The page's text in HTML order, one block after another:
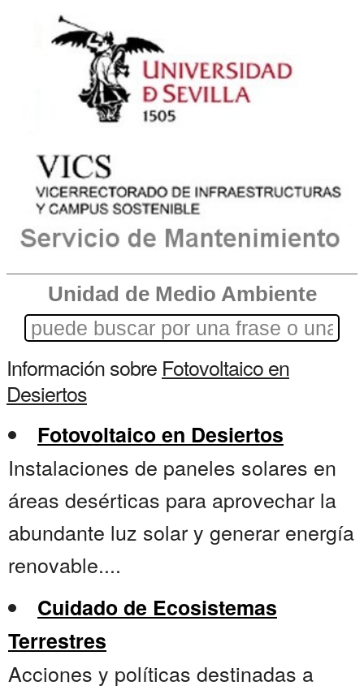
Unidad de Medio Ambiente
Información sobre Fotovoltaico en
Desiertos
Fotovoltaico en Desiertos
Instalaciones de paneles solares en
áreas desérticas para aprovechar la
abundante luz solar y generar energía
renovable....
Cuidado de Ecosistemas
Terrestres
Acciones y políticas destinadas a